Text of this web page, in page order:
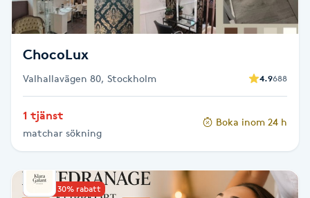
Hälsa
Hälsprickor
Idrottsmassage
IPL
IPL hårborttagning
ChocoLux
Valhallavägen 80, Stockholm 4.9688
1 tjänst
matchar sökning
Boka inom 24 h
Upp till 30% rabatt